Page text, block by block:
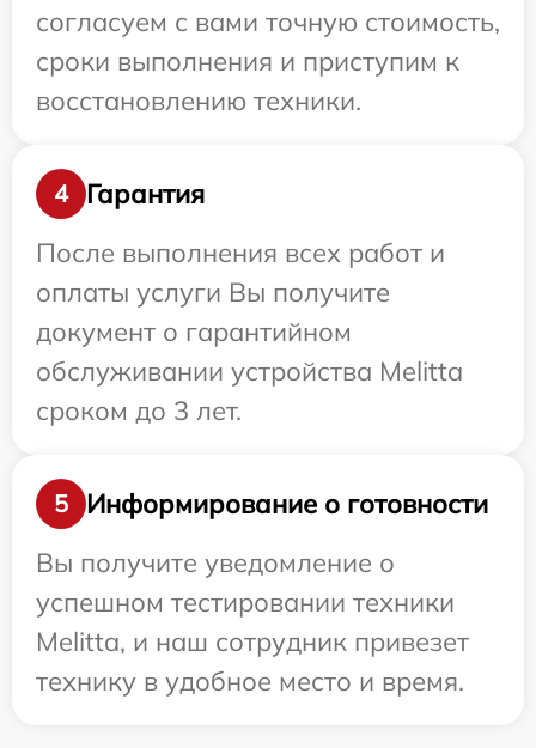
согласуем с вами точную стоимость,
сроки выполнения и приступим к
восстановлению техники.
4
Гарантия
После выполнения всех работ и
оплаты услуги Вы получите
документ о гарантийном
обслуживании устройства Melitta
сроком до 3 лет.
5
Информирование о готовности
Вы получите уведомление о
успешном тестировании техники
Melitta, и наш сотрудник привезет
технику в удобное место и время.